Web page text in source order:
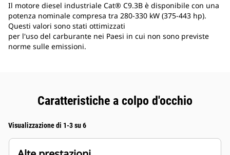
Il motore diesel industriale Cat® C9.3B è disponibile con una
potenza nominale compresa tra 280-330 kW (375-443 hp).
Questi valori sono stati ottimizzati
per l'uso del carburante nei Paesi in cui non sono previste
norme sulle emissioni.
Caratteristiche a colpo d'occhio
Visualizzazione di 1-3 su 6